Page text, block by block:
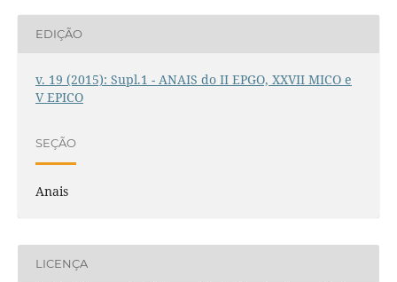
EDIÇÃO
v. 19 (2015): Supl.1 - ANAIS do II EPGO, XXVII MICO e
V EPICO
SEÇÃO
Anais
LICENÇA